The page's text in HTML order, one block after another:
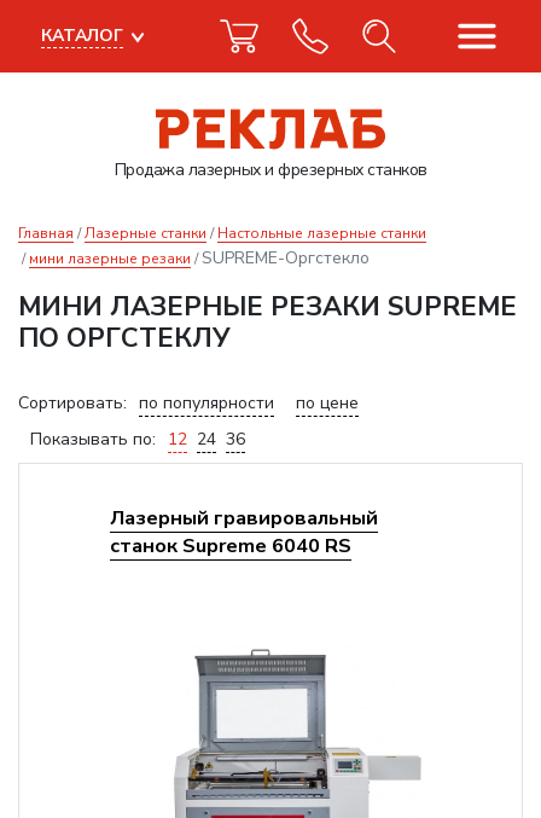
Продажа лазерныхи фрезерных станков
КАТАЛОГ
Главная Лазерные станки
Настольные лазерные станки
мини лазерные резаки
SUPREME-Оргстекло
МИНИ ЛАЗЕРНЫЕ РЕЗАКИ SUPREME
ПО ОРГСТЕКЛУ
Сортировать: по популярности
по цене
Показывать по:
12 24 36
Лазерный гравировальный
станок Supreme 6040 RS